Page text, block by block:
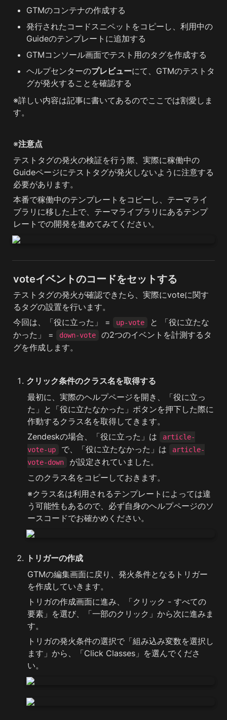
GTMのコンテナの作成する
発行されたコードスニペットをコピーし、利用中の
Guideのテンプレートに追加する
GTMコンソール画面でテスト用のタグを作成する
ヘルプセンターのプレビューにて、GTMのテストタ
グが発火することを確認する
※詳しい内容は記事に書いてあるのでここでは割愛しま
す。
※注意点
テストタグの発火の検証を行う際、実際に稼働中の
Guideページにテストタグが発火しないように注意する
必要があります。
本番で稼働中のテンプレートをコピーし、テーマライ
ブラリに移した上で、テーマライブラリにあるテンプ
レートでの開発を進めてみてください。
voteイベントのコードをセットする
テストタグの発火が確認できたら、実際にvoteに関す
るタグの設置を行います。
今回は、「役に立った」 =
up-vote
と 「役に立たな
かった」 =
down-vote
の2つのイベントを計測するタ
グを作成します。
クリック条件のクラス名を取得する
最初に、実際のヘルプページを開き、「役に立っ
た」と「役に立たなかった」ボタンを押下した際に
作動するクラス名を取得してきます。
Zendeskの場合、「役に立った」は
article-
vote-up
で、「役に立たなかった」は
article-
vote-down
が設定されていました。
このクラス名をコピーしておきます。
※クラス名は利用されるテンプレートによっては違
う可能性もあるので、必ず自身のヘルプページのソ
ースコードでお確かめください。
トリガーの作成
GTMの編集画面に戻り、発火条件となるトリガー
を作成していきます。
トリガの作成画面に進み、「クリック - すべての
要素」を選び、「一部のクリック」から次に進みま
す。
トリガの発火条件の選択で「組み込み変数を選択し
ます」から、「Click Classes」を選んでくださ
い。